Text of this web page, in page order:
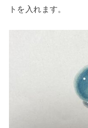
トを入れます。